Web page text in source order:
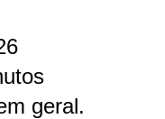
geral.